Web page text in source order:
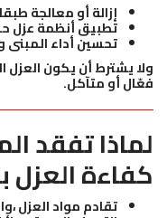
إزالة أو معالجة
تطبيق أنظمة عزل
تحسين أداء المبنى
ولا يشترط أن يكون
فعّال أو متآكل.
لماذا تفقد
كفاءة العزل
تقادم مواد العزل